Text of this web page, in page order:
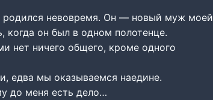
невовремя. Он — новый муж моей
когда он был в одном полотенце.
нет ничего общего, кроме одного
едва мы оказываемся наедине.
до меня есть дело…